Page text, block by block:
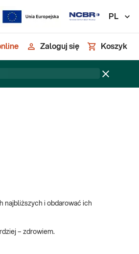
PL
Zaloguj się Koszyk
najbliższych i obdarować ich
– zdrowiem.